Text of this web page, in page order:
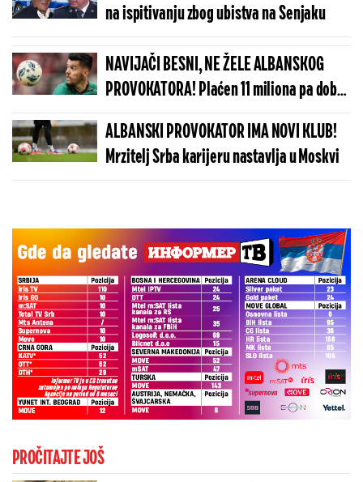
na ispitivanju zbog ubistva na Senjaku
NAVIJAČI BESNI, NE ŽELE ALBANSKOG
PROVOKATORA! Plaćen 11 miliona pa dobio
brutalnu poruku
ALBANSKI PROVOKATOR IMA NOVI KLUB!
Mrzitelj Srba karijeru nastavlja u Moskvi
PROČITAJTE JOŠ